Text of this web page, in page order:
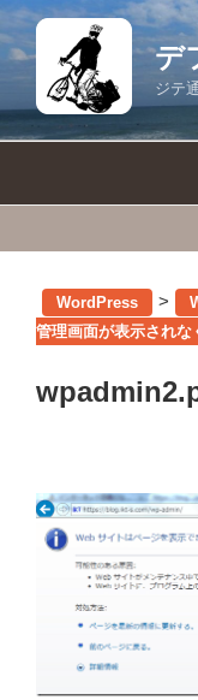
コ
ン
デ
ジテ
WordPress >
管理画面が表示されな